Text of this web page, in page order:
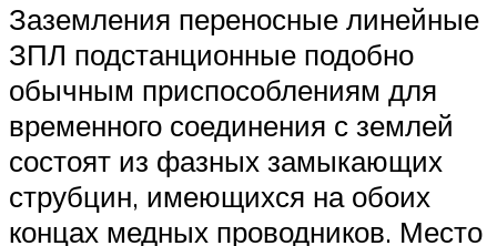
Заземления переносные линейные
ЗПЛ подстанционные подобно
обычным приспособлениям для
временного соединения с землей
состоят из фазных замыкающих
струбцин, имеющихся на обоих
концах медных проводников. Место